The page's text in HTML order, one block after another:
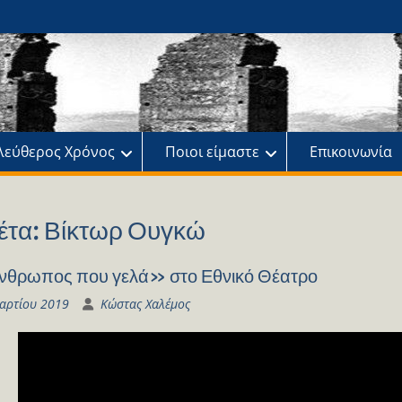
Χρόνος Ποιοι είμαστε Επικοινωνία
Βίκτωρ Ουγκώ
που γελά» στο Εθνικό Θέατρο
2019 Κώστας Χαλέμος